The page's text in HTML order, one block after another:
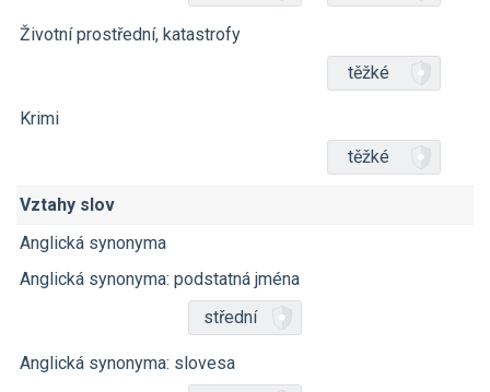
Životní prostřední, katastrofy
těžké
Krimi
těžké
Vztahy slov
Anglická synonyma
Anglická synonyma: podstatná jména
střední
Anglická synonyma: slovesa